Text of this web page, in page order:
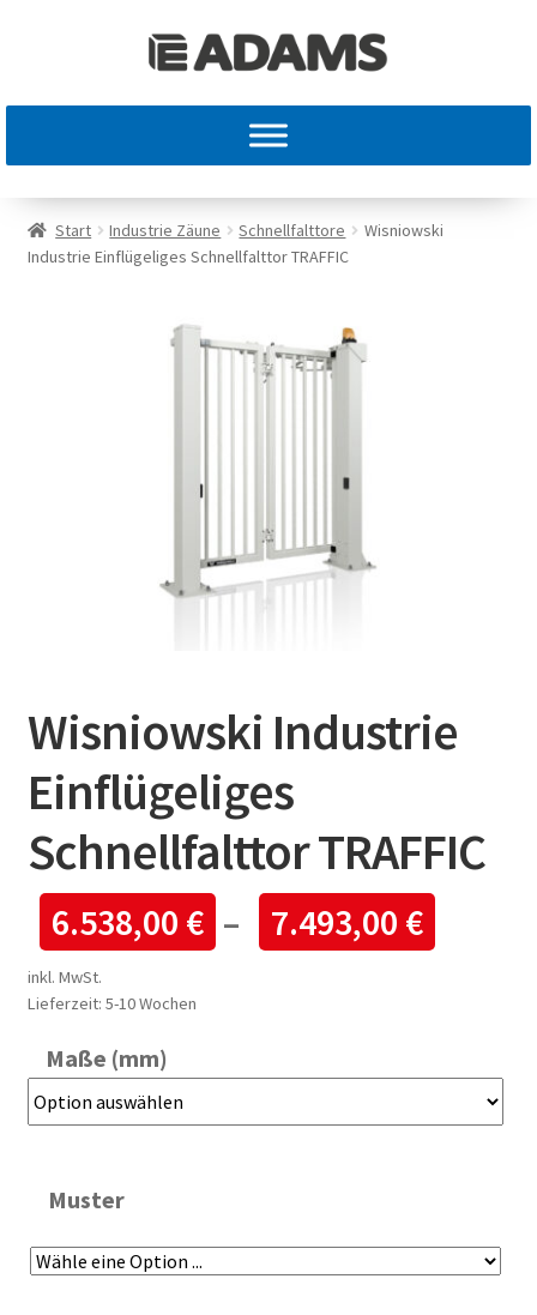
Start Industrie Zäune Schnellfalttore
Wisniowski
Industrie Einflügeliges Schnellfalttor TRAFFIC
Wisniowski Industrie
Einflügeliges
Schnellfalttor TRAFFIC
6.538,00 € – 7.493,00 €
inkl. MwSt.
Lieferzeit: 5-10 Wochen
Maße (mm)
Muster